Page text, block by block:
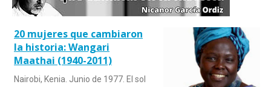
20 mujeres que cambiaron
la historia: Wangari
Maathai (1940-2011)
Nairobi, Kenia. Junio de 1977. El sol